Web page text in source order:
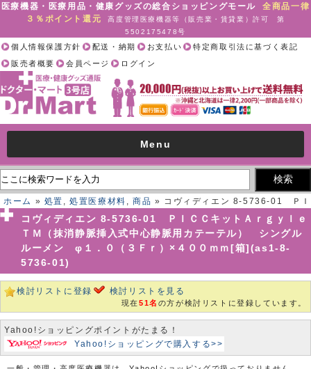
医療機器・医療用品・健康グッズの総合ショッピングモール全商品一律
３％ポイント還元
高度管理医療機器等（販売業・賃貸業）許可 第
5502175478号
個人情報保護方針 配送・納期 お支払い
特定商取引法に基づく表記
販売者概要
会員ページ ログイン
Menu
ホーム » 処置 ,処置医療材料 , 商品 » コヴィディエン 8-5736-01 ＰＩ
ＣＣキットＡｒｇｙｌｅＴＭ（抹消静脈挿入式中心静脈用カテーテ
ル） シングルルーメン φ１．０（３Ｆｒ）×４００ｍｍ[箱](as1-8-
5736-01)
コヴィディエン 8-5736-01 ＰＩＣＣキットＡｒｇｙｌｅ
ＴＭ（抹消静脈挿入式中心静脈用カテーテル） シングル
ルーメン φ１．０（３Ｆｒ）×４００ｍｍ[箱](as1-8-
5736-01)
検討リストに登録 検討リストを見る
現在51名 の方が検討リストに登録しています。
Yahoo!ショッピングポイントがたまる！
Yahoo!ショッピングで購入する>>